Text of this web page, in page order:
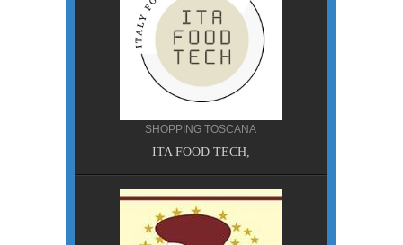
SHOPPING TOSCANA
ITA FOOD TECH,